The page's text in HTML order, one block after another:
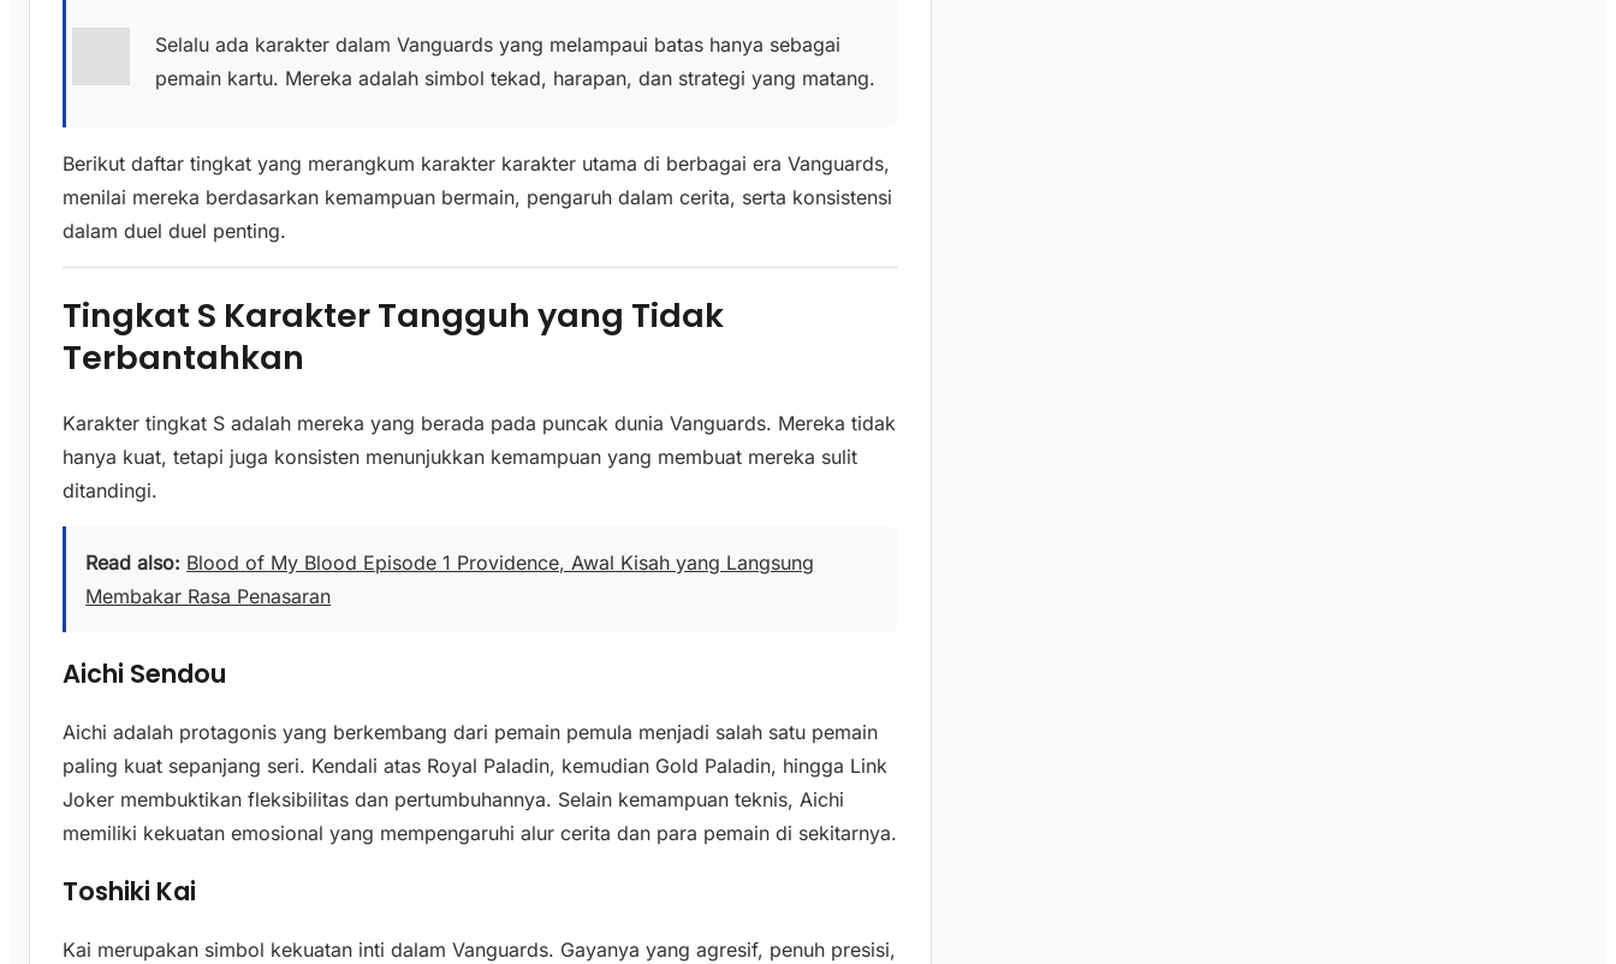
Selalu ada karakter dalam Vanguards yang melampaui batas hanya sebagai
pemain kartu. Mereka adalah simbol tekad, harapan, dan strategi yang matang.
Berikut daftar tingkat yang merangkum karakter karakter utama di berbagai era Vanguards,
menilai mereka berdasarkan kemampuan bermain, pengaruh dalam cerita, serta konsistensi
dalam duel duel penting.
Tingkat S Karakter Tangguh yang Tidak
Terbantahkan
Karakter tingkat S adalah mereka yang berada pada puncak dunia Vanguards. Mereka tidak
hanya kuat, tetapi juga konsisten menunjukkan kemampuan yang membuat mereka sulit
ditandingi.
Read also: Blood of My Blood Episode 1 Providence, Awal Kisah yang Langsung
Membakar Rasa Penasaran
Aichi Sendou
Aichi adalah protagonis yang berkembang dari pemain pemula menjadi salah satu pemain
paling kuat sepanjang seri. Kendali atas Royal Paladin, kemudian Gold Paladin, hingga Link
Joker membuktikan fleksibilitas dan pertumbuhannya. Selain kemampuan teknis, Aichi
memiliki kekuatan emosional yang mempengaruhi alur cerita dan para pemain di sekitarnya.
Toshiki Kai
Kai merupakan simbol kekuatan inti dalam Vanguards. Gayanya yang agresif, penuh presisi,